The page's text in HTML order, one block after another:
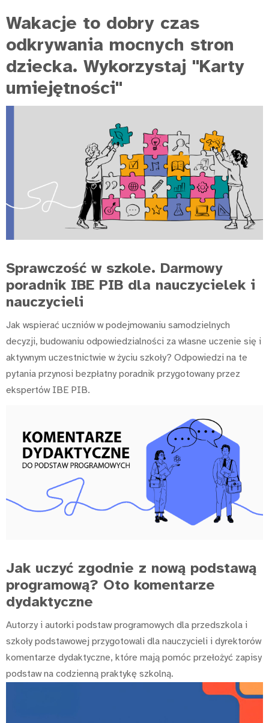
Wakacje to dobry czas
odkrywania mocnych stron
dziecka. Wykorzystaj "Karty
umiejętności"
Sprawczość w szkole. Darmowy
poradnik IBE PIB dla nauczycielek i
nauczycieli
Jak wspierać uczniów w podejmowaniu samodzielnych
decyzji, budowaniu odpowiedzialności za własne uczenie się i
aktywnym uczestnictwie w życiu szkoły? Odpowiedzi na te
pytania przynosi bezpłatny poradnik przygotowany przez
ekspertów IBE PIB.
Jak uczyć zgodnie z nową podstawą
programową? Oto komentarze
dydaktyczne
Autorzy i autorki podstaw programowych dla przedszkola i
szkoły podstawowej przygotowali dla nauczycieli i dyrektorów
komentarze dydaktyczne, które mają pomóc przełożyć zapisy
podstaw na codzienną praktykę szkolną.